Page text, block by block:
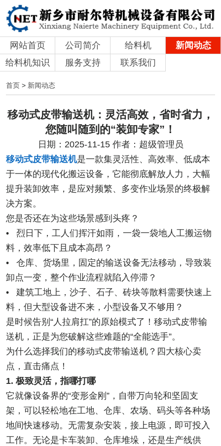
网站首页 公司简介 给料机
新闻动态
给料机知识
服务支持 联系我们
首页 > 新闻动态
移动式皮带输送机：灵活高效，省时省力，
您随叫随到的“装卸专家”！
日期：2025-11-15 作者：超级管理员
移动式皮带输送机是一款集灵活性、高效率、低成本
于一体的现代化搬运设备，它能彻底解放人力，大幅
提升装卸效率，是应对频繁、多变作业场景的终极解
决方案。
您是否还在为这些场景感到头疼？
• 烈日下，工人们挥汗如雨，一袋一袋地人工搬运物
料，效率低下且成本高昂？
• 仓库、货场里，固定的输送设备无法移动，导致装
卸点一变，整个作业流程就陷入停滞？
• 建筑工地上，沙子、石子、砖块等散料需要快速上
料，但大型设备进不来，小型设备又不够用？
是时候告别“人拉肩扛”的原始模式了！移动式皮带输
送机，正是为您破解这些难题的“全能选手”。
为什么选择我们的移动式皮带输送机？四大核心卖
点，直击痛点！
1. 极致灵活，指哪打哪
它就像设备界的“变形金刚”，自带万向轮和坚固支
架，可以轻松地在工地、仓库、农场、码头等各种场
地间快速移动。无需复杂安装，接上电源，即可投入
工作。无论是卡车装卸、仓库堆垛，还是生产线供